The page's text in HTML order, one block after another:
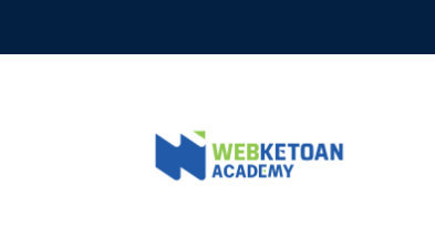
và khai thuế qua mạng